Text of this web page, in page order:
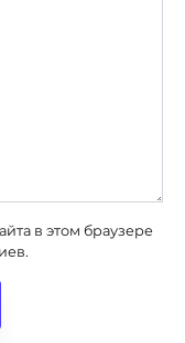
в этом браузере